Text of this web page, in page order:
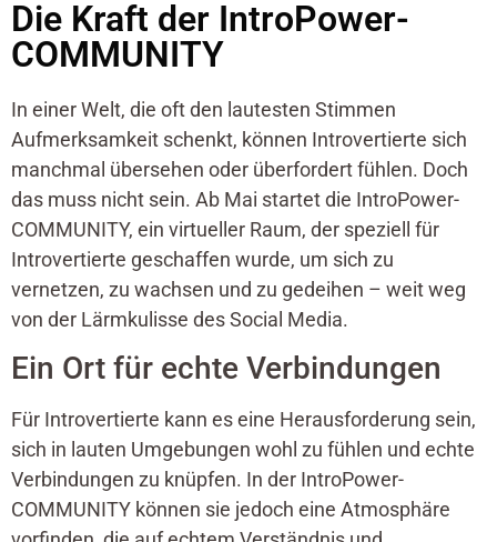
Die Kraft der IntroPower-
COMMUNITY
In einer Welt, die oft den lautesten Stimmen
Aufmerksamkeit schenkt, können Introvertierte sich
manchmal übersehen oder überfordert fühlen. Doch
das muss nicht sein. Ab Mai startet die IntroPower-
COMMUNITY, ein virtueller Raum, der speziell für
Introvertierte geschaffen wurde, um sich zu
vernetzen, zu wachsen und zu gedeihen – weit weg
von der Lärmkulisse des Social Media.
Ein Ort für echte Verbindungen
Für Introvertierte kann es eine Herausforderung sein,
sich in lauten Umgebungen wohl zu fühlen und echte
Verbindungen zu knüpfen. In der IntroPower-
COMMUNITY können sie jedoch eine Atmosphäre